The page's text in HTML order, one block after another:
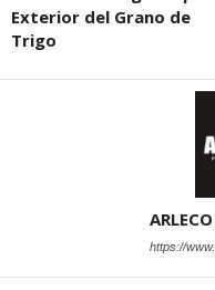
Exterior del Grano de
Trigo
https://